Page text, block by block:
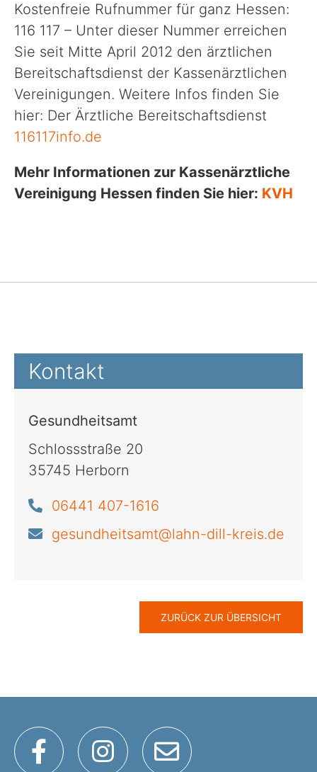
Kostenfreie Rufnummer für ganz Hessen:
116 117 – Unter dieser Nummer erreichen
Sie seit Mitte April 2012 den ärztlichen
Bereitschaftsdienst der Kassenärztlichen
Vereinigungen. Weitere Infos finden Sie
hier: Der Ärztliche Bereitschaftsdienst
116117info.de
Mehr Informationen zur Kassenärztliche
Vereinigung Hessen finden Sie hier: KVH
Kontakt
Gesundheitsamt
Schlossstraße 20
35745 Herborn
06441 407-1616
gesundheitsamt@lahn-dill-kreis.de
ZURÜCK ZUR ÜBERSICHT